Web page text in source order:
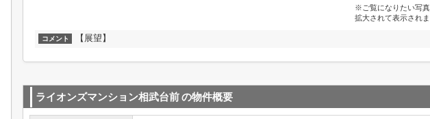
※ご覧になりたい写
拡大されて表示されま
コメント 【展望】
ライオンズマンション相武台前の物件概要